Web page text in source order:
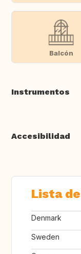
Balcón
Instrumentos
Accesibilidad
Lista
Denmark
Sweden